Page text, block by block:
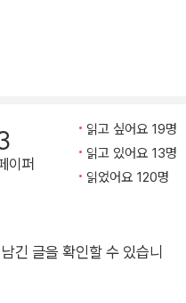
기 때문이다. 깜냥 묘생에
. 일손이 부족한 주인을 위
잘하는 건 아니다. 주인이 잠
들어오자 처음으로 피자 요
다가 그만 손님 얼굴에 반죽
지 않고 손님을 위해 단 하
련이지만, 망설임 없이 끝까
을 보다 보면 독자들도 어떤
이퍼
읽고 싶어요 19명
읽고 있어요 13명
읽었어요 120명
긴 글을 확인할 수 있습니